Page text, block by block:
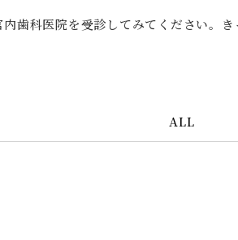
歯科医院を受診してみてください。き
ALL